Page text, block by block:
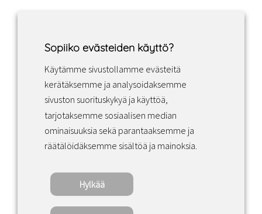
Facebook Instagram LinkedIn
Sopimusehdot
Copyright ©2022 · Valaisin Grönlund – All
Rights Reserved
Sopiiko evästeiden käyttö?
Käytämme sivustollamme evästeitä
kerätäksemme ja analysoidaksemme
sivuston suorituskykyä ja käyttöä,
tarjotaksemme sosiaalisen median
ominaisuuksia sekä parantaaksemme ja
räätälöidäksemme sisältöä ja mainoksia.
Hylkää